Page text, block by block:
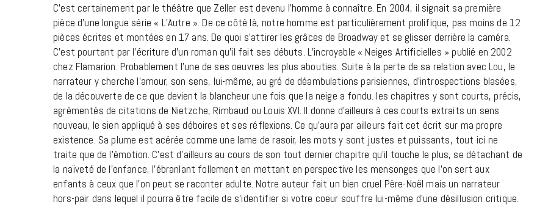
C’est certainement par le théâtre que Zeller est devenu l’homme à connaître. En 2004, il signait sa première
pièce d’une longue série « L’Autre ». De ce côté là, notre homme est particulièrement prolifique, pas moins de 12
pièces écrites et montées en 17 ans. De quoi s’attirer les grâces de Broadway et se glisser derrière la caméra.
C’est pourtant par l’écriture d’un roman qu’il fait ses débuts. L’incroyable « Neiges Artificielles » publié en 2002
chez Flamarion. Probablement l’une de ses oeuvres les plus abouties. Suite à la perte de sa relation avec Lou, le
narrateur y cherche l’amour, son sens, lui-même, au gré de déambulations parisiennes, d’introspections blasées,
de la découverte de ce que devient la blancheur une fois que la neige a fondu. les chapitres y sont courts, précis,
agrémentés de citations de Nietzche, Rimbaud ou Louis XVI. Il donne d’ailleurs à ces courts extraits un sens
nouveau, le sien appliqué à ses déboires et ses réflexions. Ce qu’aura par ailleurs fait cet écrit sur ma propre
existence. Sa plume est acérée comme une lame de rasoir, les mots y sont justes et puissants, tout ici ne
traite que de l’émotion. C’est d’ailleurs au cours de son tout dernier chapitre qu’il touche le plus, se détachant de
la naïveté de l’enfance, l’ébranlant follement en mettant en perspective les mensonges que l’on sert aux
enfants à ceux que l’on peut se raconter adulte. Notre auteur fait un bien cruel Père-Noël mais un narrateur
hors-pair dans lequel il pourra être facile de s’identifier si votre coeur souffre lui-même d’une désillusion critique.
REPORTAGES ET INTERVIEWS
We Love Green se met au vert sur
la Montagne de Gorillaz